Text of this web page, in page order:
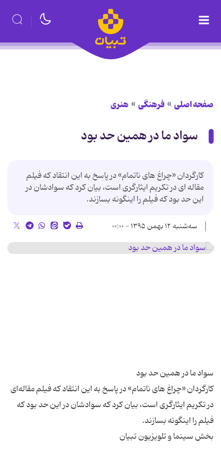
صفحه اصلی فرهنگی هنری
سواد ما در همین حد بود
کارگردان «چراغ های ناتمام» در پاسخ به این انتقاد که فیلم
مقاله ای در تکریم ایثارگری است، بیان کرد که سوادشان در
این حد بود که فیلم را اینگونه بسازند.
سه‌شنبه ۱۲ بهمن ۱۳۹۵ - ۰۰:۰۰
کارگردان «چراغ های ناتمام» در پاسخ به این انتقاد که فیلم مقاله‌ای
در تکریم ایثارگری است، بیان کرد که سوادشان در این حد بود که